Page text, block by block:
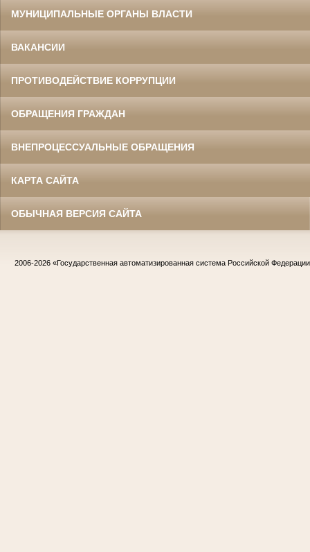
МУНИЦИПАЛЬНЫЕ ОРГАНЫ ВЛАСТИ
ВАКАНСИИ
ПРОТИВОДЕЙСТВИЕ КОРРУПЦИИ
ОБРАЩЕНИЯ ГРАЖДАН
ВНЕПРОЦЕССУАЛЬНЫЕ ОБРАЩЕНИЯ
КАРТА САЙТА
ОБЫЧНАЯ ВЕРСИЯ САЙТА
2006-2026 «Государственная автоматизированная система Российской